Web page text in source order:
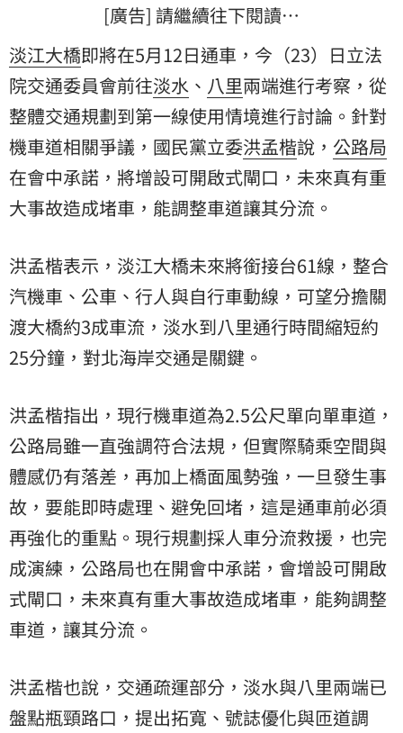
[廣告] 請繼續往下閱讀…
淡江大橋即將在5月12日通車，今（23）日立法
院交通委員會前往淡水 、 八里兩端進行考察，從
整體交通規劃到第一線使用情境進行討論。針對
機車道相關爭議，國民黨立委洪孟楷說， 公路局
在會中承諾，將增設可開啟式閘口，未來真有重
大事故造成堵車，能調整車道讓其分流。
洪孟楷表示，淡江大橋未來將銜接台61線，整合
汽機車、公車、行人與自行車動線，可望分擔關
渡大橋約3成車流，淡水到八里通行時間縮短約
25分鐘，對北海岸交通是關鍵。
洪孟楷指出，現行機車道為2.5公尺單向單車道，
公路局雖一直強調符合法規，但實際騎乘空間與
體感仍有落差，再加上橋面風勢強，一旦發生事
故，要能即時處理、避免回堵，這是通車前必須
再強化的重點。現行規劃採人車分流救援，也完
成演練，公路局也在開會中承諾，會增設可開啟
式閘口，未來真有重大事故造成堵車，能夠調整
車道，讓其分流。
洪孟楷也說，交通疏運部分，淡水與八里兩端已
盤點瓶頸路口，提出拓寬、號誌優化與匝道調